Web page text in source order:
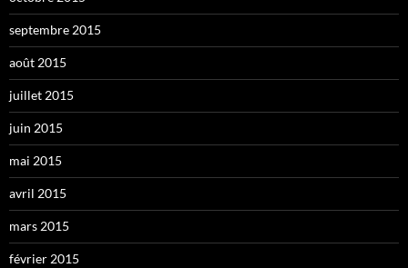
septembre 2015
août 2015
juillet 2015
juin 2015
mai 2015
avril 2015
mars 2015
février 2015